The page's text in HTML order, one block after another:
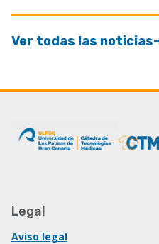
Ver todas las noticias
Legal
Aviso legal